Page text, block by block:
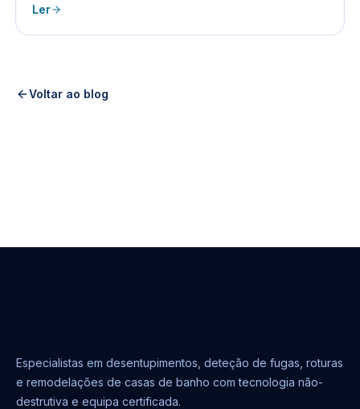
Ler
Voltar ao blog
Especialistas em desentupimentos, deteção de fugas, roturas
e remodelações de casas de banho com tecnologia não-
destrutiva e equipa certificada.